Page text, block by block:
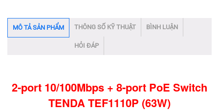
MÔ TẢ SẢN PHẨM THÔNG SỐ KỸ THUẬT BÌNH LUẬN
HỎI ĐÁP
2-port 10/100Mbps + 8-port PoE Switch
TENDA TEF1110P (63W)